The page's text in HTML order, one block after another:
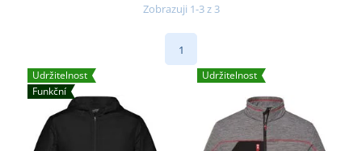
Zobrazuji 1-3 z 3
1
Udržitelnost
Funkční
Udržitelnost